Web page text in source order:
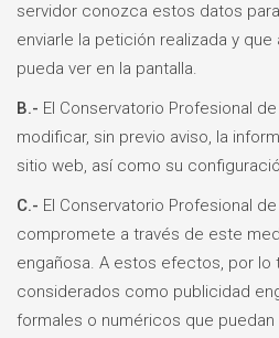
servidor conozca estos datos
enviarle la petición realizada y
pueda ver en la pantalla.
B.- El Conservatorio Profesional
modificar, sin previo aviso, la
sitio web, así como su
C.- El Conservatorio Profesional
compromete a través de este
engañosa. A estos efectos, por lo
considerados como publicidad
formales o numéricos que